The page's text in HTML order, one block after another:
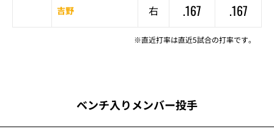
吉野 右 .167 .167
※直近打率は直近5試合の打率です。
ベンチ入りメンバー投手